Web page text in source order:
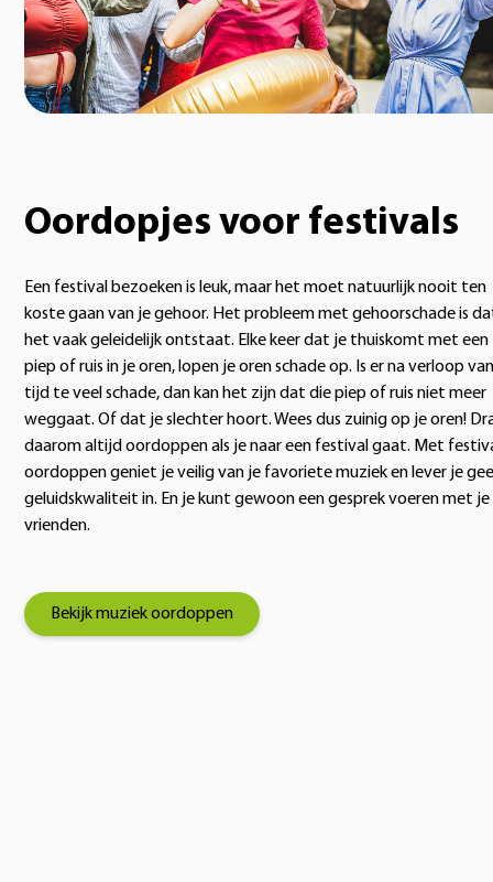
Oordopjes voor festivals
Een festival bezoeken is leuk, maar het moet natuurlijk nooit ten
koste gaan van je gehoor. Het probleem met gehoorschade is
het vaak geleidelijk ontstaat. Elke keer dat je thuiskomt met een
piep of ruis in je oren, lopen je oren schade op. Is er na verloop van
tijd te veel schade, dan kan het zijn dat die piep of ruis niet meer
weggaat. Of dat je slechter hoort. Wees dus zuinig op je oren!
daarom altijd oordoppen als je naar een festival gaat. Met
oordoppen geniet je veilig van je favoriete muziek en lever je
geluidskwaliteit in. En je kunt gewoon een gesprek voeren met je
vrienden.
Bekijk muziek oordoppen